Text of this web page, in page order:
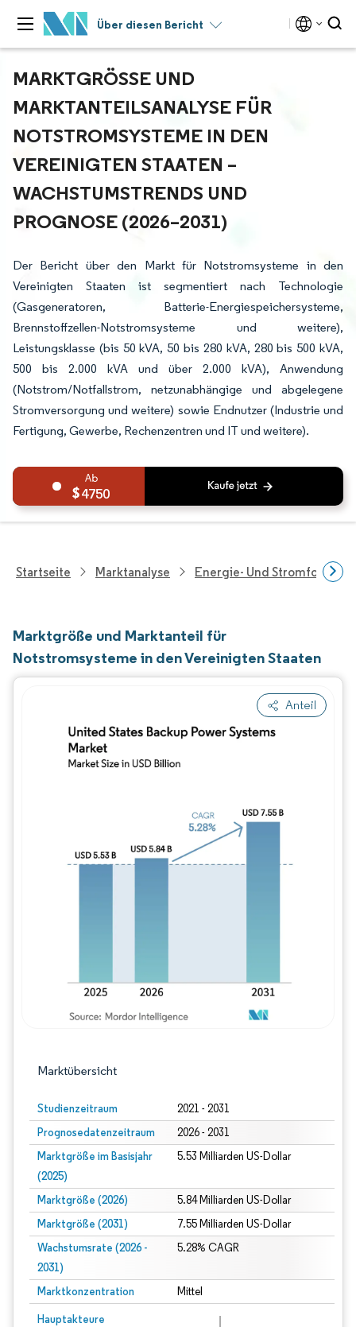
Über diesen Bericht
MARKTGRÖSSE UND M
ARKTANTEILSANALYSE FÜR N
OTSTROMSYSTEME IN DEN V
EREINIGTEN STAATEN – W
ACHSTUMSTRENDS UND P
ROGNOSE (2026–2031)
Der Bericht über den Markt für Notstromsysteme in den
Vereinigten Staaten ist segmentiert nach Technologie
(Gasgeneratoren, Batterie-Energiespeichersysteme,
Brennstoffzellen-Notstromsysteme und weitere),
Leistungsklasse (bis 50 kVA, 50 bis 280 kVA, 280 bis 500 kVA,
500 bis 2.000 kVA und über 2.000 kVA), Anwendung
(Notstrom/Notfallstrom, netzunabhängige und abgelegene
Stromversorgung und weitere) sowie Endnutzer (Industrie und
Fertigung, Gewerbe, Rechenzentren und IT und weitere).
4750
Startseite Marktanalyse Energie- Und
Marktgröße und Marktanteil für
Notstromsysteme in den Vereinigten Staaten
Anteil
Marktübersicht
Studienzeitraum 2021 - 2031
Prognosedatenzeitraum 2026 - 2031
Marktgröße im Basisjahr
(2025)
5.53 Milliarden US-Dollar
Marktgröße (2026) 5.84 Milliarden US-Dollar
Marktgröße (2031) 7.55 Milliarden US-Dollar
Wachstumsrate (2026 -
2031)
5.28% CAGR
Marktkonzentration Mittel
Hauptakteure
Bild © Mordor Intelligence. Wiederverwendung erfordert Namensnennung